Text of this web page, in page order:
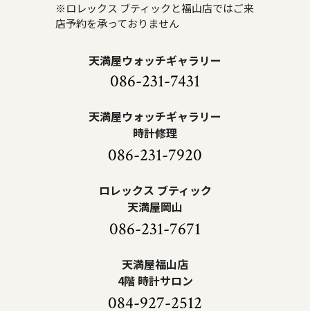
※ロレックス ブティックと福山店ではご来
店予約を承っておりません
天満屋ウォッチギャラリー
086-231-7431
天満屋ウォッチギャラリー
時計修理
086-231-7920
ロレックス ブティック
天満屋岡山
086-231-7671
天満屋福山店
4階 時計サロン
084-927-2512